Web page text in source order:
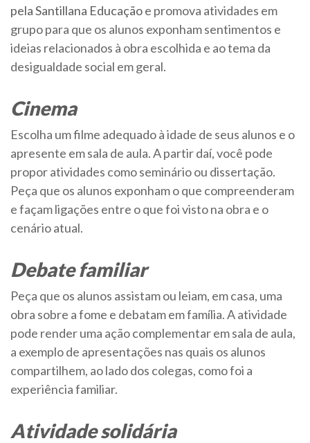
pela Santillana Educaçãoe promova atividades em
grupo para que os alunos exponham sentimentos e
ideias relacionados à obra escolhida e ao tema da
desigualdade social em geral.
Cinema
Escolha um filme adequado à idade de seus alunos e o
apresente em sala de aula. A partir daí, você pode
propor atividades como seminário ou dissertação.
Peça que os alunos exponham o que compreenderam
e façam ligações entre o que foi visto na obra e o
cenário atual.
Debate familiar
Peça que os alunos assistam ou leiam, em casa, uma
obra sobre a fome e debatam em família. A atividade
pode render uma ação complementar em sala de aula,
a exemplo de apresentações nas quais os alunos
compartilhem, ao lado dos colegas, como foi a
experiência familiar.
Atividade solidária